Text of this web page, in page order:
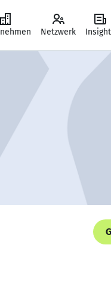
Netzwerk